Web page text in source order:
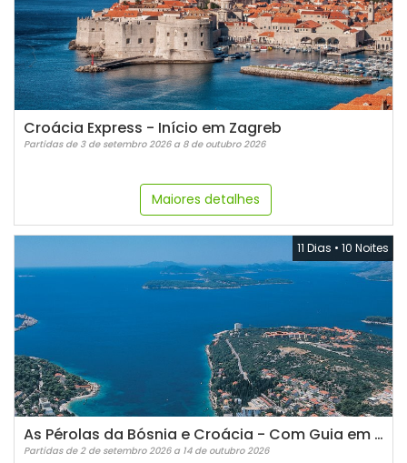
Croácia Express - Início em Zagreb
Partidas de 3 de setembro 2026 a 8 de outubro 2026
Maiores detalhes
11 Dias • 10 Noites
As Pérolas da Bósnia e Croácia - Com Guia em Espanhol
Partidas de 2 de setembro 2026 a 14 de outubro 2026